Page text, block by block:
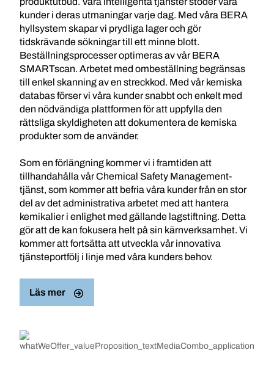
kunder i deras utmaningar varje dag. Med våra BERA
hyllsystem skapar vi prydliga lager och gör
tidskrävande sökningar till ett minne blott.
Beställningsprocesser optimeras av vår BERA
SMARTscan. Arbetet med ombeställning begränsas
till enkel skanning av en streckkod. Med vår kemiska
databas förser vi våra kunder snabbt och enkelt med
den nödvändiga plattformen för att uppfylla den
rättsliga skyldigheten att dokumentera de kemiska
produkter som de använder.
Som en förlängning kommer vi i framtiden att
tillhandahålla vår Chemical Safety Management-
tjänst, som kommer att befria våra kunder från en stor
del av det administrativa arbetet med att hantera
kemikalier i enlighet med gällande lagstiftning. Detta
gör att de kan fokusera helt på sin kärnverksamhet. Vi
kommer att fortsätta att utveckla vår innovativa
tjänsteportfölj i linje med våra kunders behov.
Läs mer